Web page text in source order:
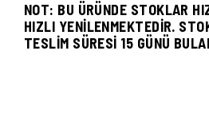
NOT: BU ÜRÜNDE STOKLAR
HIZLI YENİLENMEKTEDİR.
TESLİM SÜRESİ 15 GÜNÜ